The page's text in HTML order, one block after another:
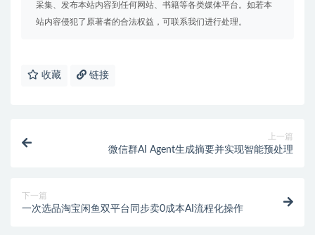
采集、发布本站内容到任何网站、书籍等各类媒体平台。如若本
站内容侵犯了原著者的合法权益，可联系我们进行处理。
收藏 链接
上一篇
微信群AI Agent生成摘要并实现智能预处理
下一篇
一次选品淘宝闲鱼双平台同步卖0成本AI流程化操作